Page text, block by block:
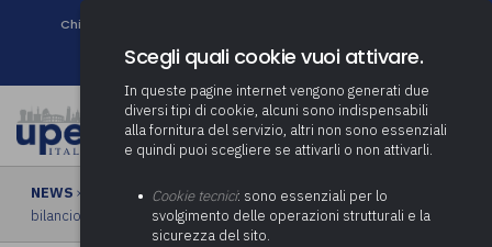
Chi siamo
Newsletter
NEWS › Differimento al 31 luglio del termine di approvazione del
bilancio di previsione 2022-2024
Scegli quali cookie vuoi attivare.
In queste pagine internet vengono generati due
diversi tipi di cookie, alcuni sono indispensabili
alla fornitura del servizio, altri non sono essenziali
e quindi puoi scegliere se attivarli o non attivarli.
Cookie tecnici: sono essenziali per lo
svolgimento delle operazioni strutturali e la
sicurezza del sito.